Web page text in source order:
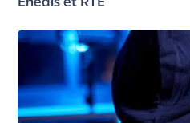
rouge
L'anecdote
de Jeff
C'est